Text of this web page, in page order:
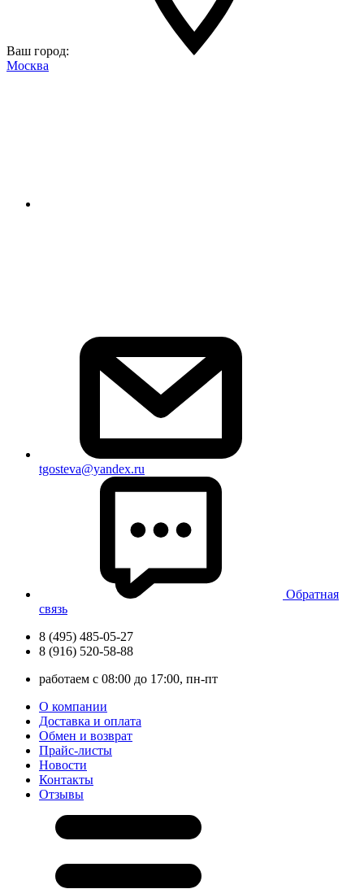
Ваш город:
Москва
tgosteva@yandex.ru
Обратная
связь
8 (495) 485-05-27
8 (916) 520-58-88
работаем с 08:00 до 17:00, пн-пт
О компании
Доставка и оплата
Обмен и возврат
Прайс-листы
Новости
Контакты
Отзывы